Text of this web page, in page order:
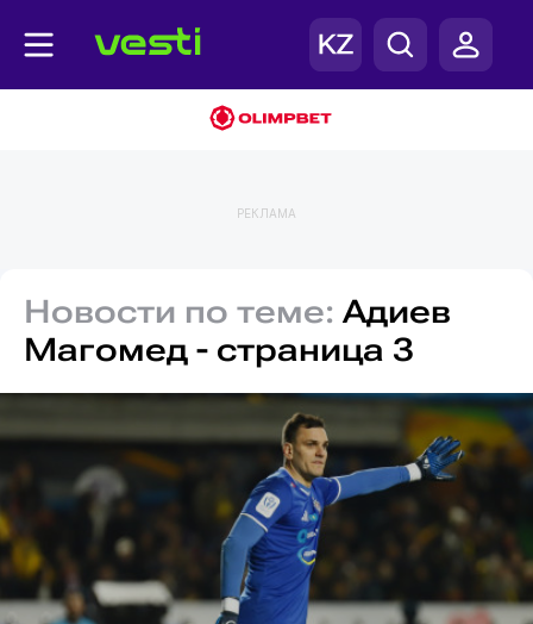
РЕКЛАМА
Новости по теме: Адиев
Магомед - страница 3